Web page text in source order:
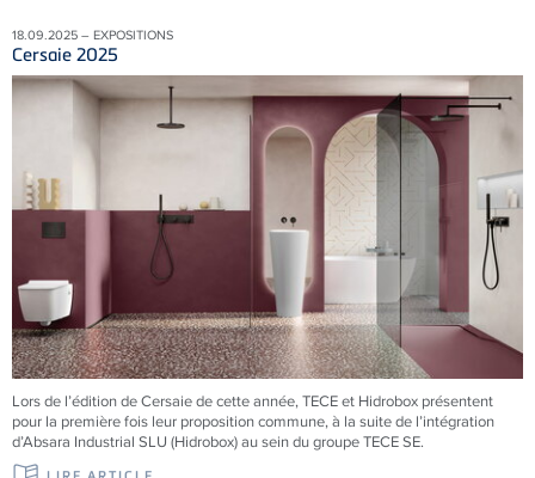
18.09.2025 – EXPOSITIONS
Cersaie 2025
Lors de l’édition de Cersaie de cette année, TECE et Hidrobox présentent
pour la première fois leur proposition commune, à la suite de l’intégration
d’Absara Industrial SLU (Hidrobox) au sein du groupe TECE SE.